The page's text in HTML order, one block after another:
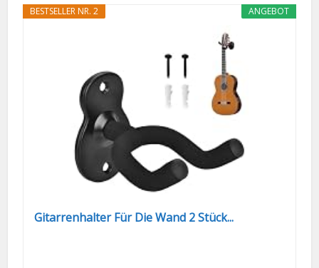
ANGEBOT
BESTSELLER NR. 2
Gitarrenhalter Für Die Wand 2 Stück...